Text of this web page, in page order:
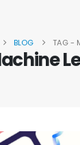
BLOG TAG -